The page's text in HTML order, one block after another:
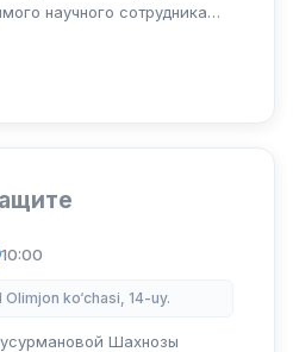
научного сотрудника
ва рус насрида
фитрати ва давр м...
10:00
ko‘chasi, 14-uy.
Шахнозы